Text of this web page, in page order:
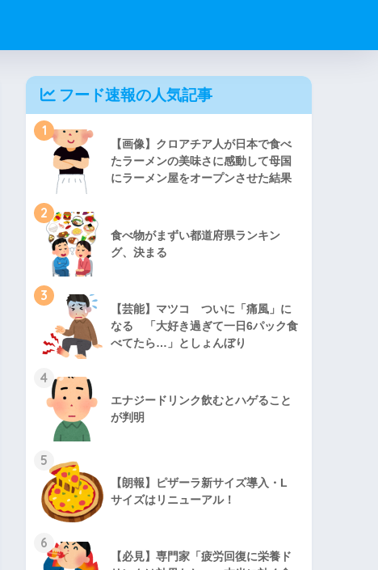
フード速報の人気記事
1
【画像】クロアチア人が日本で食べ
たラーメンの美味さに感動して母国
にラーメン屋をオープンさせた結果
2
食べ物がまずい都道府県ランキン
グ、決まる
3
【芸能】マツコ ついに「痛風」に
なる 「大好き過ぎて一日6パック食
べてたら…」としょんぼり
4
エナジードリンク飲むとハゲること
が判明
5
【朗報】ピザーラ新サイズ導入・L
サイズはリニューアル！
6
【必見】専門家「疲労回復に栄養ド